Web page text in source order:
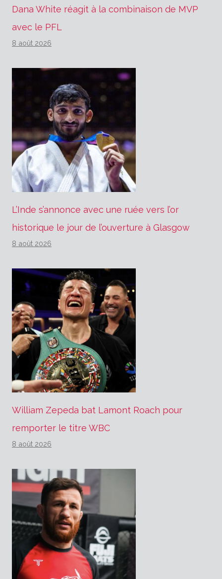
Dana White réagit à la combinaison de MVP
avec le PFL
8 août 2026
L’Inde s’annonce avec une ruée vers l’or
historique le jour de l’ouverture à Glasgow
8 août 2026
William Zepeda bat Lamont Roach pour
remporter le titre WBC
8 août 2026